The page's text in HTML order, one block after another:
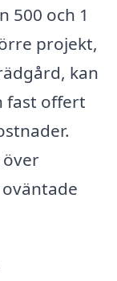
500 och 1
projekt,
kan
fast offert